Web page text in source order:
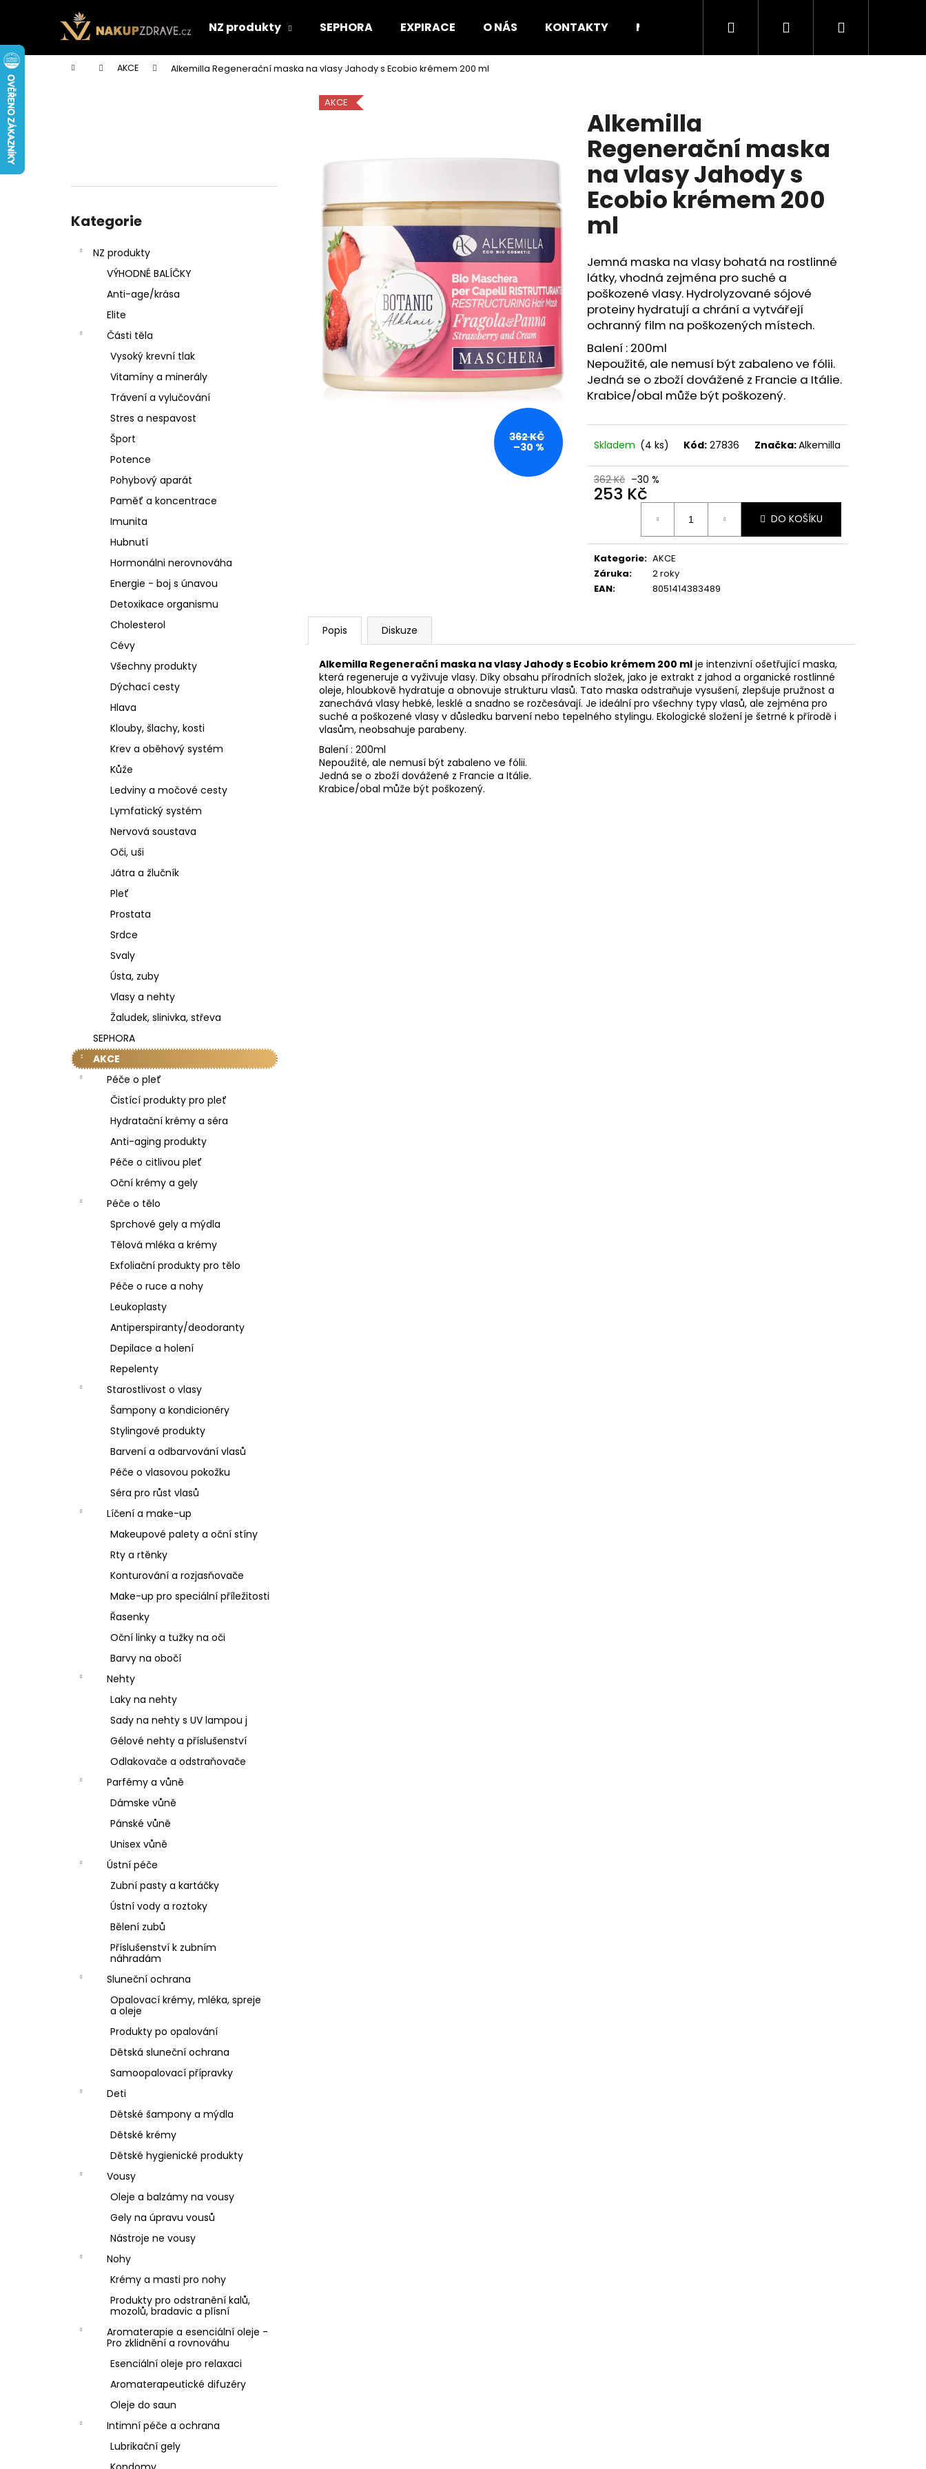
NZ produkty SEPHORA EXPIRACE O NÁS KONTAKTY Moje objednávka RADY A INSPIRACE
Hledat PřihlášeníNákupní
Domů AKCE Alkemilla Regenerační maska na vlasy Jahody s Ecobio krémem 200 ml
kategorie
Kategorie
NZ produkty
VÝHODNÉ BALÍČKY
Anti-age/krása
Elite
Části těla
Vysoký krevní tlak
Vitamíny a minerály
Trávení a vylučování
Stres a nespavost
Šport
Potence
Pohybový aparát
Paměť a koncentrace
Imunita
Hubnutí
Hormonálni nerovnováha
Energie - boj s únavou
Detoxikace organismu
Cholesterol
Cévy
Všechny produkty
Dýchací cesty
Hlava
Klouby, šlachy, kosti
Krev a oběhový systém
Kůže
Ledviny a močové cesty
Lymfatický systém
Nervová soustava
Oči, uši
Játra a žlučník
Pleť
Prostata
Srdce
Svaly
Ústa, zuby
Vlasy a nehty
Žaludek, slinivka, střeva
SEPHORA
AKCE
Péče o pleť
Čistící produkty pro pleť
Hydratační krémy a séra
Anti-aging produkty
Péče o citlivou pleť
Oční krémy a gely
Péče o tělo
Sprchové gely a mýdla
Tělová mléka a krémy
Exfoliační produkty pro tělo
Péče o ruce a nohy
Leukoplasty
Antiperspiranty/deodoranty
Depilace a holení
Repelenty
Starostlivost o vlasy
Šampony a kondicionéry
Stylingové produkty
Barvení a odbarvování vlasů
Péče o vlasovou pokožku
Séra pro růst vlasů
Líčení a make-up
Makeupové palety a oční stíny
Rty a rtěnky
Konturování a rozjasňovače
Make-up pro speciální příležitosti
Řasenky
Oční linky a tužky na oči
Barvy na obočí
Nehty
Laky na nehty
Sady na nehty s UV lampou j
Gélové nehty a příslušenství
Odlakovače a odstraňovače
Parfémy a vůně
Dámske vůně
Pánské vůně
Unisex vůně
Ústní péče
Zubní pasty a kartáčky
Ústní vody a roztoky
Bělení zubů
Příslušenství k zubním
náhradám
Sluneční ochrana
Opalovací krémy, mléka, spreje
a oleje
Produkty po opalování
Dětská sluneční ochrana
Samoopalovací přípravky
Deti
Dětské šampony a mýdla
Dětské krémy
Dětské hygienické produkty
Vousy
Oleje a balzámy na vousy
Gely na úpravu vousů
Nástroje ne vousy
Nohy
Krémy a masti pro nohy
Produkty pro odstranění kalů,
mozolů, bradavic a plísní
Aromaterapie a esenciální oleje -
Pro zklidnění a rovnováhu
Esenciální oleje pro relaxaci
Aromaterapeutické difuzéry
Oleje do saun
Intimní péče a ochrana
Lubrikační gely
Alkemilla
Regenerační maska
na vlasy Jahody s
Ecobio krémem 200
ml
Jemná maska na vlasy bohatá na rostlinné
látky, vhodná zejména pro suché a
poškozené vlasy. Hydrolyzované sójové
proteiny hydratují a chrání a vytvářejí
ochranný film na poškozených místech.
Balení : 200ml
Nepoužité, ale nemusí být zabaleno ve fólii.
Jedná se o zboží dovážené z Francie a Itálie.
Krabice/obal může být poškozený.
Skladem (4 ks) Kód: 27836 Značka:Alkemilla
362 Kč –30 %
253 Kč
DO KOŠÍKU
Kategorie: AKCE
Záruka:
2 roky
EAN: 8051414383489
AKCE
362 KČ
–30 %
Popis Diskuze
Alkemilla Regenerační maska na vlasy Jahody s Ecobio krémem 200 ml je intenzivní ošetřující maska,
která regeneruje a vyživuje vlasy. Díky obsahu přírodních složek, jako je extrakt z jahod a organické rostlinné
oleje, hloubkově hydratuje a obnovuje strukturu vlasů. Tato maska odstraňuje vysušení, zlepšuje pružnost a
zanechává vlasy hebké, lesklé a snadno se rozčesávají. Je ideální pro všechny typy vlasů, ale zejména pro
suché a poškozené vlasy v důsledku barvení nebo tepelného stylingu. Ekologické složení je šetrné k přírodě i
vlasům, neobsahuje parabeny.
Balení : 200ml
Nepoužité, ale nemusí být zabaleno ve fólii.
Jedná se o zboží dovážené z Francie a Itálie.
Krabice/obal může být poškozený.
š
í
k
Zpět
do
Zpět
do
Co potřebujete najít?
Následující
SCHIZANDRA
329 Kč
RETINOL SÉRUM S VITAMÍNY C, E, F 30 ML
208 Kč
GUARANA
259 Kč